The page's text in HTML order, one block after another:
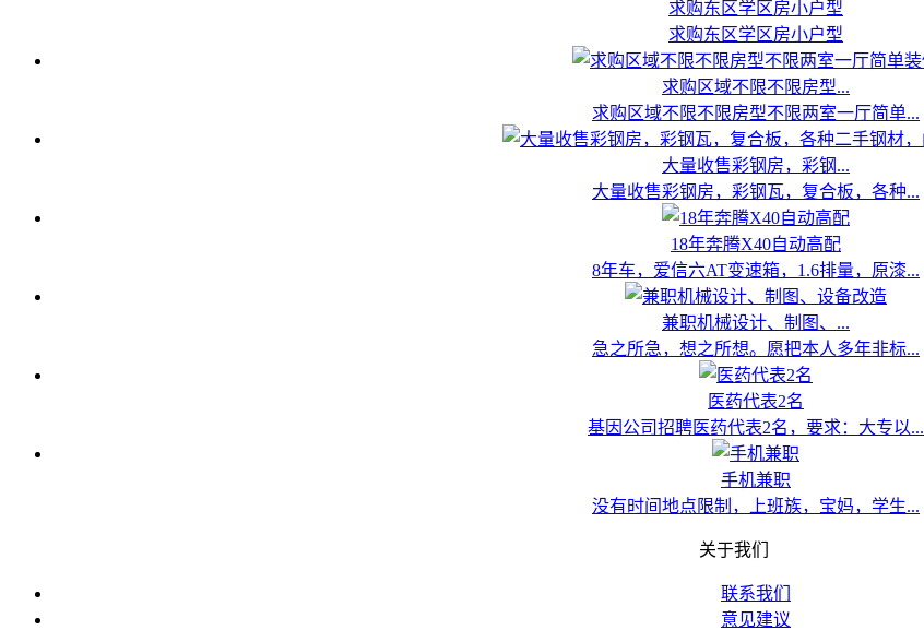
求购东区学区房小户型
求购东区学区房小户型
求购区域不限不限房型...
求购区域不限不限房型不限两室一厅简单...
大量收售彩钢房，彩钢...
大量收售彩钢房，彩钢瓦，复合板，各种...
18年奔腾X40自动高配
8年车，爱信六AT变速箱，1.6排量，原漆...
兼职机械设计、制图、...
急之所急，想之所想。愿把本人多年非标...
医药代表2名
基因公司招聘医药代表2名，要求：大专以...
手机兼职
没有时间地点限制，上班族，宝妈，学生...
关于我们
联系我们
意见建议